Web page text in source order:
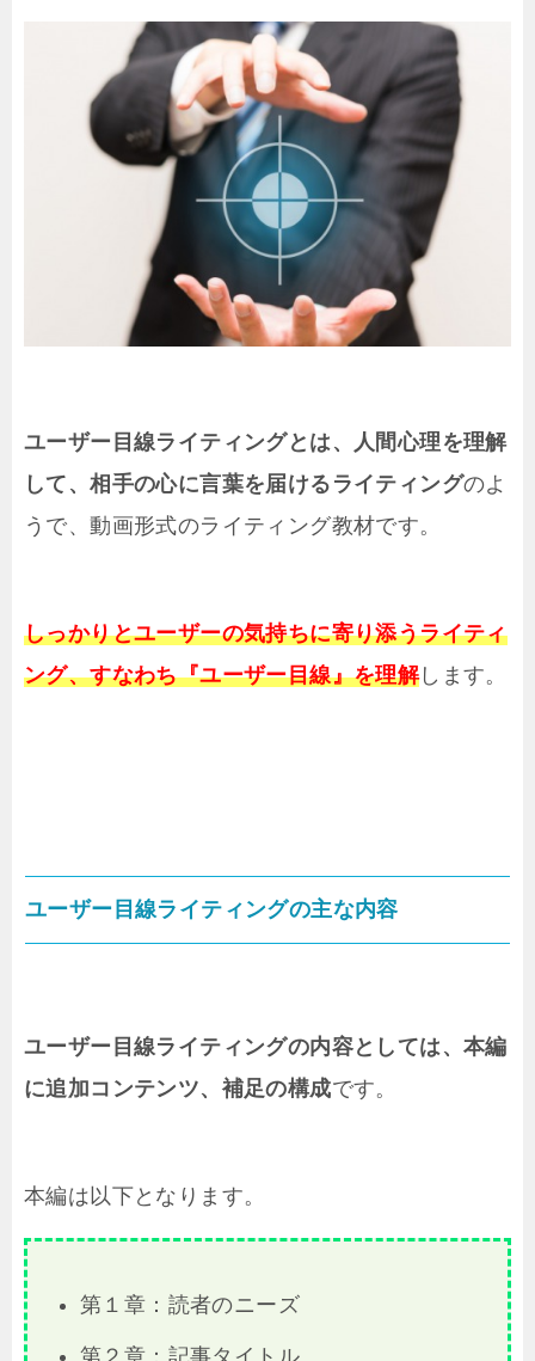
ユーザー目線ライティングとは、人間心理を理解
して、相手の心に言葉を届けるライティングのよ
うで、動画形式のライティング教材です。
しっかりとユーザーの気持ちに寄り添うライティ
ング、すなわち『ユーザー目線』を理解します。
ユーザー目線ライティングの主な内容
ユーザー目線ライティングの内容としては、本編
に追加コンテンツ、補足の構成です。
本編は以下となります。
第１章：読者のニーズ